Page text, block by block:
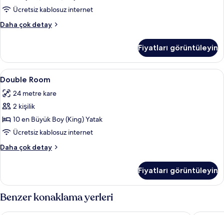
detay
fotoğrafları
görün
Ücretsiz kablosuz internet
Daha çok detay
Double
fazla
detay
Fiyatları görüntüleyin
Double
Room
için
tüm
fotoğrafları
görün
Masa, dizüstü bilgisayar çalışma
8
Double Room
24 metre kare
2 kişilik
10 en Büyük Boy (King) Yatak
Ücretsiz kablosuz internet
Daha çok detay
Double
fazla
detay
Fiyatları görüntüleyin
Benzer konaklama yerleri